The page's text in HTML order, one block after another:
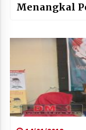
Menangkal